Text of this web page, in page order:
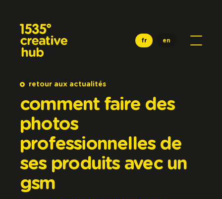
fr en
retour aux actualités
comment faire des
photos
professionnelles de
ses produits avec un
gsm